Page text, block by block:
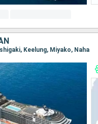
Keelung, Miyako, Naha